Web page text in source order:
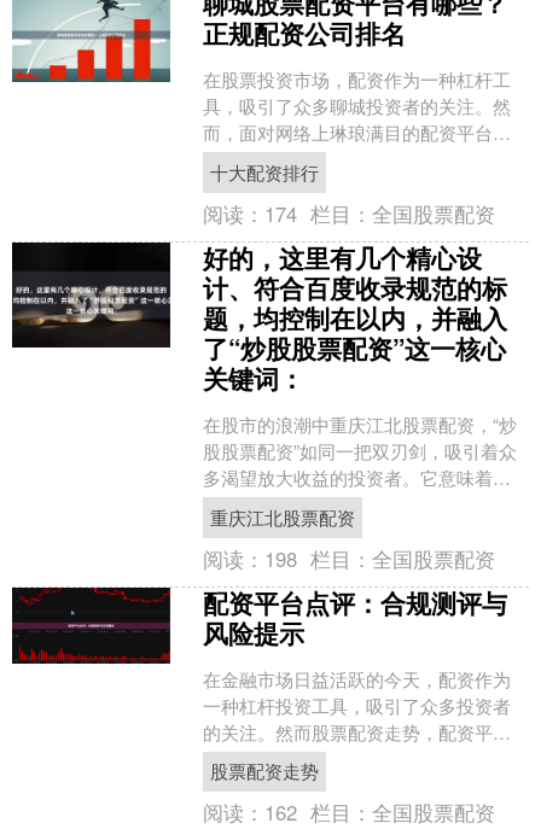
正规配资公司排名
在股票投资市场，配资作为一种杠杆工
具，吸引了众多聊城投资者的关注。然
而，面对网络上琳琅满目的配资平台，
如何辨别其正规性并选择可靠的服务
商，成为许多投资者面临的难....
十大配资排行
阅读： 174 栏目：全国股票配资
好的，这里有几个精心设
计、符合百度收录规范的标
题，均控制在以内，并融入
了“炒股股票配资”这一核心
关键词：
在股市的浪潮中重庆江北股票配资，“炒
股股票配资”如同一把双刃剑，吸引着众
多渴望放大收益的投资者。它意味着在
自有资金基础上，通过杠杆方式融入更
多资金进行股票交易，....
重庆江北股票配资
阅读： 198 栏目：全国股票配资
配资平台点评：合规测评与
风险提示
在金融市场日益活跃的今天，配资作为
一种杠杆投资工具，吸引了众多投资者
的关注。然而股票配资走势，配资平台
良莠不齐，投资者在选择时需谨慎。本
文将从合规测评与风险提示....
股票配资走势
阅读： 162 栏目：全国股票配资